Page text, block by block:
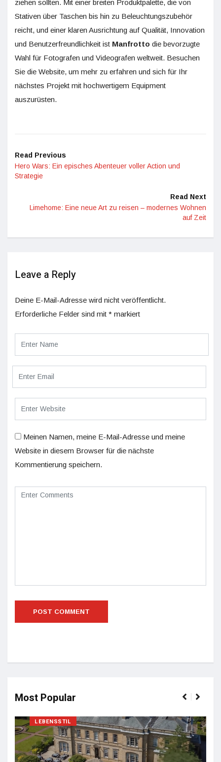
ziehen sollten. Mit einer breiten Produktpalette, die von
Stativen über Taschen bis hin zu Beleuchtungszubehör
reicht, und einer klaren Ausrichtung auf Qualität, Innovation
und Benutzerfreundlichkeit ist Manfrotto die bevorzugte
Wahl für Fotografen und Videografen weltweit. Besuchen
Sie die Website, um mehr zu erfahren und sich für Ihr
nächstes Projekt mit hochwertigem Equipment
auszurüsten.
Read Previous
Hero Wars: Ein episches Abenteuer voller Action und
Strategie
Read Next
Limehome: Eine neue Art zu reisen – modernes Wohnen
auf Zeit
Leave a Reply
Deine E-Mail-Adresse wird nicht veröffentlicht.
Erforderliche Felder sind mit * markiert
Meinen Namen, meine E-Mail-Adresse und meine
Website in diesem Browser für die nächste
Kommentierung speichern.
Most Popular
LEBENSSTIL